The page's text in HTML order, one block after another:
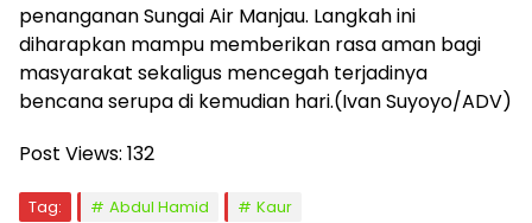
penanganan Sungai Air Manjau. Langkah ini
diharapkan mampu memberikan rasa aman bagi
masyarakat sekaligus mencegah terjadinya
bencana serupa di kemudian hari.(Ivan Suyoyo/ADV)
Post Views: 132
Tag: Abdul Hamid Kaur